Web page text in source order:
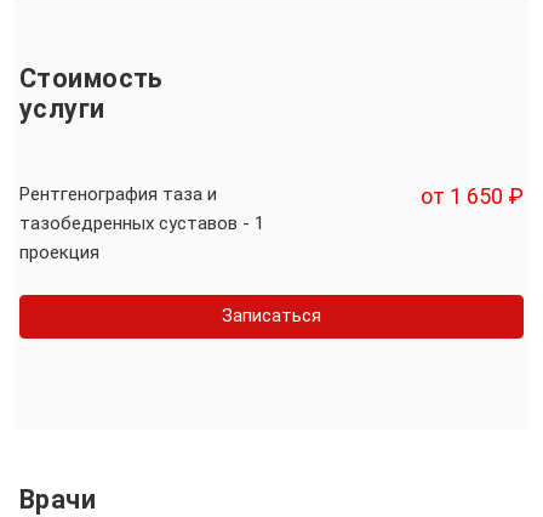
Стоимость
услуги
Рентгенография таза и
тазобедренных суставов - 1
проекция
от 1 650 ₽
Записаться
Врачи